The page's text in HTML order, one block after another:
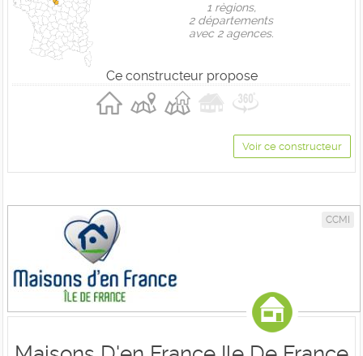
1 règions,
2 départements
avec 2 agences.
Ce constructeur propose
Voir ce constructeur
CCMI